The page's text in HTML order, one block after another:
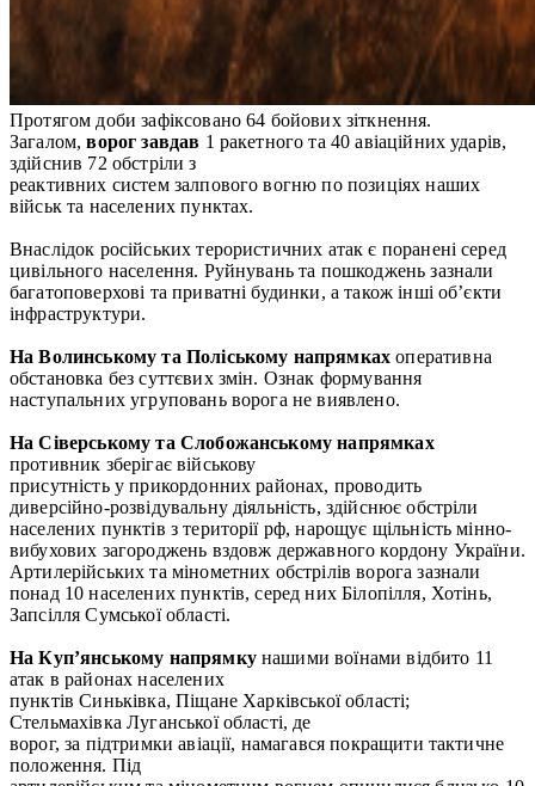
Протягом доби зафіксовано 64 бойових зіткнення.
Загалом,ворог завдав 1 ракетного та 40 авіаційних ударів,
здійснив 72 обстріли з
реактивних систем залпового вогню по позиціях наших
військ та населених пунктах.
Внаслідок російських терористичних атак є поранені серед
цивільного населення. Руйнувань та пошкоджень зазнали
багатоповерхові та приватні будинки, а також інші об’єкти
інфраструктури.
На Волинському та Поліському напрямках оперативна
обстановка без суттєвих змін. Ознак формування
наступальних угруповань ворога не виявлено.
На Сіверському та Слобожанському напрямках
противник зберігає військову
присутність у прикордонних районах, проводить
диверсійно-розвідувальну діяльність, здійснює обстріли
населених пунктів з території рф, нарощує щільність мінно-
вибухових загороджень вздовж державного кордону України.
Артилерійських та мінометних обстрілів ворога зазнали
понад 10 населених пунктів, серед них Білопілля, Хотінь,
Запсілля Сумської області.
На Куп’янському напрямкунашими воїнами відбито 11
атак в районах населених
пунктів Синьківка, Піщане Харківської області;
Стельмахівка Луганської області, де
ворог, за підтримки авіації, намагався покращити тактичне
положення. Під